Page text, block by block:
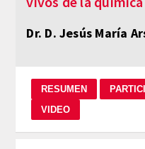
JUNTA DE GOBIERNO
ESTATUTOS
REGLAMENTO
Dr. D. Jesús María